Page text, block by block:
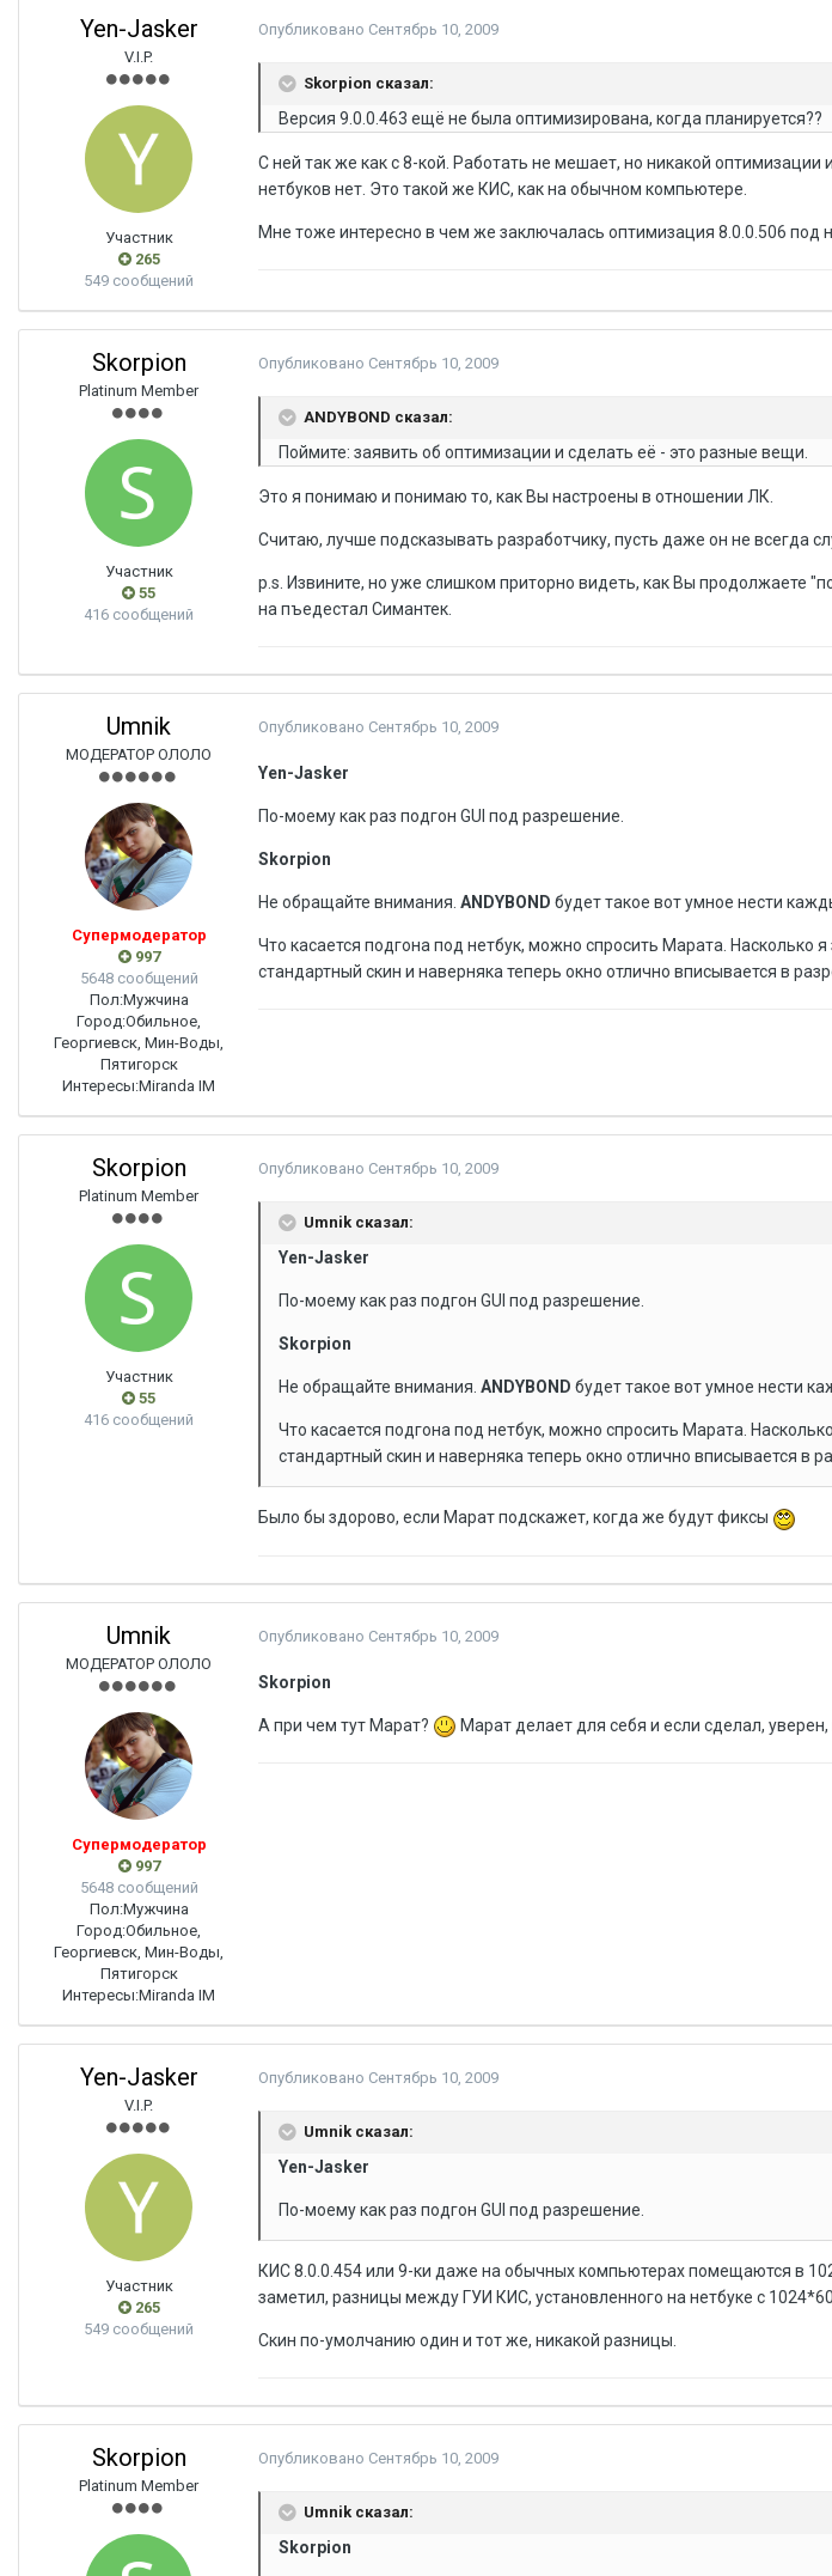
Yen-Jasker
V.I.P.
Участник
265
549 сообщений
Опубликовано Сентябрь 10, 2009
Skorpion сказал:
Версия 9.0.0.463 ещё не была оптимизирована, когда планируется??
С ней так же как с 8-кой. Работать не мешает, но никакой
нетбуков нет. Это такой же КИС, как на обычном компьютере.
Мне тоже интересно в чем же заключалась оптимизация 8.0.0.506 под
Skorpion
Platinum Member
Участник
55
416 сообщений
Опубликовано Сентябрь 10, 2009
ANDYBOND сказал:
Поймите: заявить об оптимизации и сделать её - это разные вещи.
Это я понимаю и понимаю то, как Вы настроены в отношении ЛК.
Считаю, лучше подсказывать разработчику, пусть даже он не всегда
p.s. Извините, но уже слишком приторно видеть, как Вы продолжаете
на пъедестал Симантек.
Umnik
МОДЕРАТОР ОЛОЛО
Супермодератор
997
5648 сообщений
Пол:Мужчина
Город:Обильное,
Георгиевск, Мин-Воды,
Пятигорск
Интересы:Miranda IM
Опубликовано Сентябрь 10, 2009
Yen-Jasker
По-моему как раз подгон GUI под разрешение.
Skorpion
Не обращайте внимания. ANDYBOND будет такое вот умное нести
Что касается подгона под нетбук, можно спросить Марата. Насколько
стандартный скин и наверняка теперь окно отлично вписывается в
Skorpion
Platinum Member
Участник
55
416 сообщений
Опубликовано Сентябрь 10, 2009
Umnik сказал:
Yen-Jasker
По-моему как раз подгон GUI под разрешение.
Skorpion
Не обращайте внимания. ANDYBOND будет такое вот умное нести
Что касается подгона под нетбук, можно спросить Марата.
стандартный скин и наверняка теперь окно отлично вписывается в
Было бы здорово, если Марат подскажет, когда же будут фиксы
Umnik
МОДЕРАТОР ОЛОЛО
Супермодератор
997
5648 сообщений
Пол:Мужчина
Город:Обильное,
Георгиевск, Мин-Воды,
Пятигорск
Интересы:Miranda IM
Опубликовано Сентябрь 10, 2009
Skorpion
А при чем тут Марат? Марат делает для себя и если сделал,
Yen-Jasker
V.I.P.
Участник
265
549 сообщений
Опубликовано Сентябрь 10, 2009
Umnik сказал:
Yen-Jasker
По-моему как раз подгон GUI под разрешение.
КИС 8.0.0.454 или 9-ки даже на обычных компьютерах помещаются в
заметил, разницы между ГУИ КИС, установленного на нетбуке с
Скин по-умолчанию один и тот же, никакой разницы.
Skorpion
Platinum Member
Опубликовано Сентябрь 10, 2009
Umnik сказал:
Skorpion